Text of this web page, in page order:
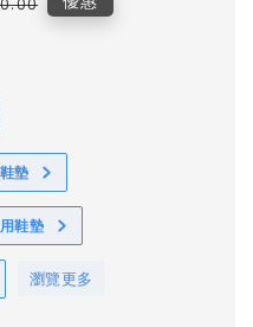
墊
鞋墊
瀏覽更多